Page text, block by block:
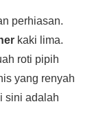
perhiasan.
kaki lima.
roti pipih
yang renyah
sini adalah